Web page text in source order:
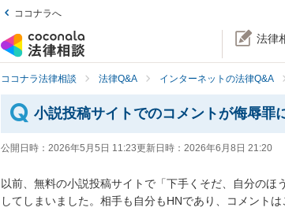
ココナラへ
法律
ココナラ法律相談 法律Q&A インターネットの法律Q&A
小説投稿サイトでのコメントが侮辱罪
公開日時： 2026年5月5日 11:23更新日時： 2026年6月8日 21:20
以前、無料の小説投稿サイトで「下手くそだ、自分のほ
してしまいました。相手も自分もHNであり、コメント